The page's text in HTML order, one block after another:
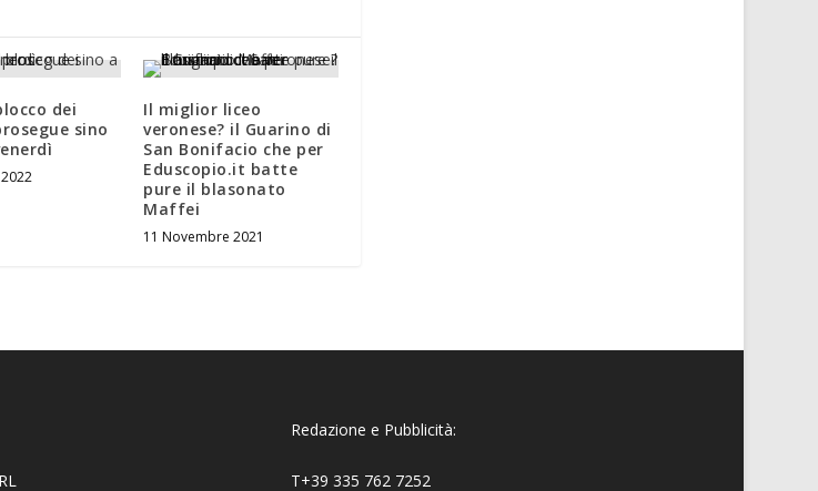
dei
sino
Il miglior liceo
veronese? il Guarino di
San Bonifacio che per
Eduscopio.it batte
pure il blasonato
Maffei
11 Novembre 2021
Redazione e Pubblicità:
T+39 335 762 7252